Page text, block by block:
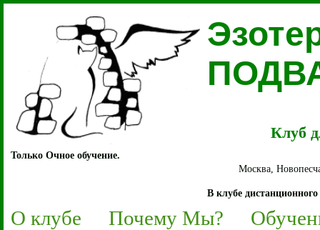
Только Очное обучение.
Клуб
Москва,
В клубе дистанционного
О клубе Почему Мы?